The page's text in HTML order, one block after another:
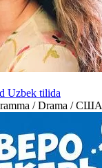
Uzbek tilida
/ Drama / США